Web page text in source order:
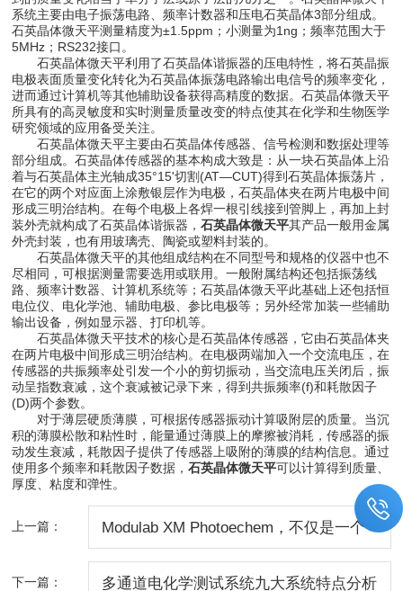
系统主要由电子振荡电路、频率计数器和压电石英晶体3部分组成。
石英晶体微天平测量精度为±1.5ppm；小测量为1ng；频率范围大于
5MHz；RS232接口。
石英晶体微天平利用了石英晶体谐振器的压电特性，将石英晶振
电极表面质量变化转化为石英晶体振荡电路输出电信号的频率变化，
进而通过计算机等其他辅助设备获得高精度的数据。石英晶体微天平
所具有的高灵敏度和实时测量质量改变的特点使其在化学和生物医学
研究领域的应用备受关注。
石英晶体微天平主要由石英晶体传感器、信号检测和数据处理等
部分组成。石英晶体传感器的基本构成大致是：从一块石英晶体上沿
着与石英晶体主光轴成35°15'切割(AT—CUT)得到石英晶体振荡片，
在它的两个对应面上涂敷银层作为电极，石英晶体夹在两片电极中间
形成三明治结构。在每个电极上各焊一根引线接到管脚上，再加上封
装外壳就构成了石英晶体谐振器，石英晶体微天平其产品一般用金属
外壳封装，也有用玻璃壳、陶瓷或塑料封装的。
石英晶体微天平的其他组成结构在不同型号和规格的仪器中也不
尽相同，可根据测量需要选用或联用。一般附属结构还包括振荡线
路、频率计数器、计算机系统等；石英晶体微天平此基础上还包括恒
电位仪、电化学池、辅助电极、参比电极等；另外经常加装一些辅助
输出设备，例如显示器、打印机等。
石英晶体微天平技术的核心是石英晶体传感器，它由石英晶体夹
在两片电极中间形成三明治结构。在电极两端加入一个交流电压，在
传感器的共振频率处引发一个小的剪切振动，当交流电压关闭后，振
动呈指数衰减，这个衰减被记录下来，得到共振频率(f)和耗散因子
(D)两个参数。
对于薄层硬质薄膜，可根据传感器振动计算吸附层的质量。当沉
积的薄膜松散和粘性时，能量通过薄膜上的摩擦被消耗，传感器的振
动发生衰减，耗散因子提供了传感器上吸附的薄膜的结构信息。通过
使用多个频率和耗散因子数据，石英晶体微天平可以计算得到质量、
厚度、粘度和弹性。
上一篇： Modulab XM Photoechem，不仅是一个
下一篇： 多通道电化学测试系统九大系统特点分析